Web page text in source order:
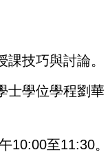
技巧與討論。
士學位學程劉華
10:00至11:30。